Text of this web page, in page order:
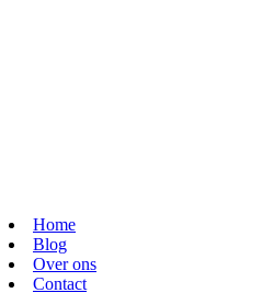
Home
Blog
Over ons
Contact